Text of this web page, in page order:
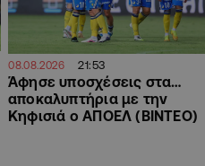
08.08.2026 21:53
Άφησε υποσχέσεις στα…
αποκαλυπτήρια με την
Κηφισιά ο ΑΠΟΕΛ (ΒΙΝΤΕΟ)